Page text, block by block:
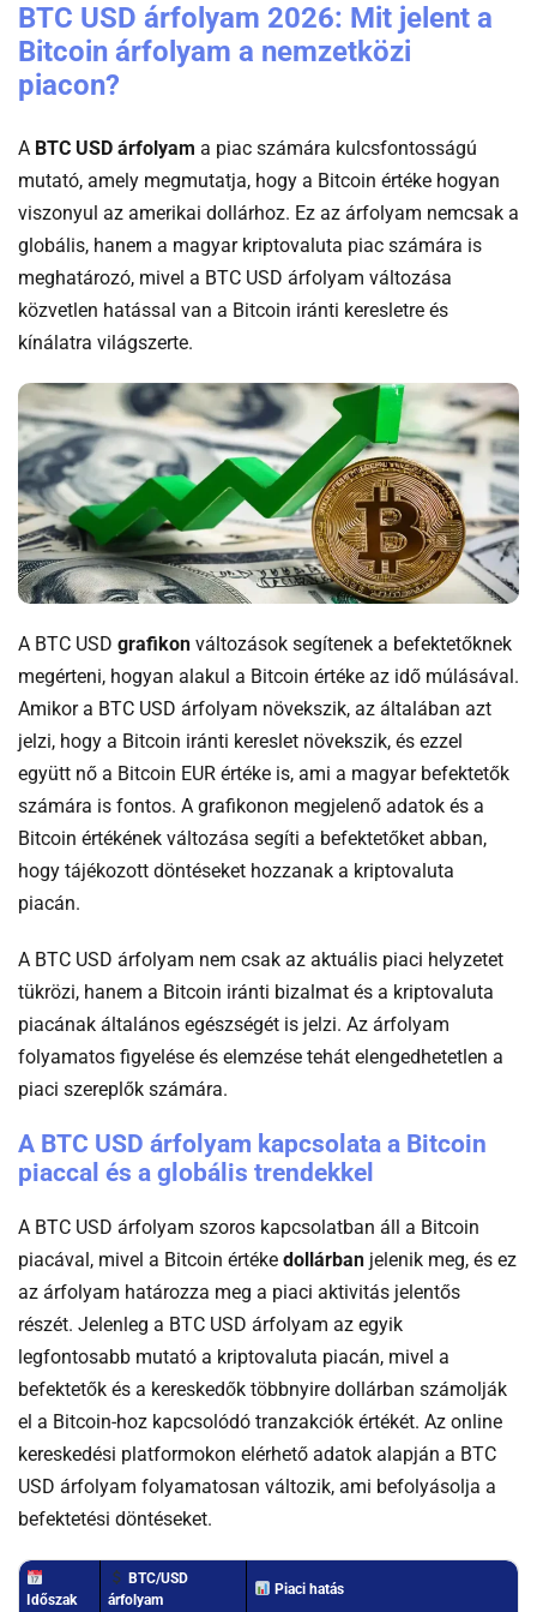
BTC USD árfolyam 2026: Mit jelent a
Bitcoin árfolyam a nemzetközi
piacon?
A BTC USD árfolyam a piac számára kulcsfontosságú
mutató, amely megmutatja, hogy a Bitcoin értéke hogyan
viszonyul az amerikai dollárhoz. Ez az árfolyam nemcsak a
globális, hanem a magyar kriptovaluta piac számára is
meghatározó, mivel a BTC USD árfolyam változása
közvetlen hatással van a Bitcoin iránti keresletre és
kínálatra világszerte.
A BTC USD grafikon változások segítenek a befektetőknek
megérteni, hogyan alakul a Bitcoin értéke az idő múlásával.
Amikor a BTC USD árfolyam növekszik, az általában azt
jelzi, hogy a Bitcoin iránti kereslet növekszik, és ezzel
együtt nő a Bitcoin EUR értéke is, ami a magyar befektetők
számára is fontos. A grafikonon megjelenő adatok és a
Bitcoin értékének változása segíti a befektetőket abban,
hogy tájékozott döntéseket hozzanak a kriptovaluta
piacán.
A BTC USD árfolyam nem csak az aktuális piaci helyzetet
tükrözi, hanem a Bitcoin iránti bizalmat és a kriptovaluta
piacának általános egészségét is jelzi. Az árfolyam
folyamatos figyelése és elemzése tehát elengedhetetlen a
piaci szereplők számára.
A BTC USD árfolyam kapcsolata a Bitcoin
piaccal és a globális trendekkel
A BTC USD árfolyam szoros kapcsolatban áll a Bitcoin
piacával, mivel a Bitcoin értéke dollárban jelenik meg, és ez
az árfolyam határozza meg a piaci aktivitás jelentős
részét. Jelenleg a BTC USD árfolyam az egyik
legfontosabb mutató a kriptovaluta piacán, mivel a
befektetők és a kereskedők többnyire dollárban számolják
el a Bitcoin-hoz kapcsolódó tranzakciók értékét. Az online
kereskedési platformokon elérhető adatok alapján a BTC
USD árfolyam folyamatosan változik, ami befolyásolja a
befektetési döntéseket.
Időszak
BTC/USD
árfolyam
Piaci hatás